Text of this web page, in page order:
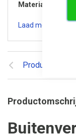
Materiaal
Laad meer